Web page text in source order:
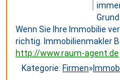
Wenn Sie Ihre Immobilie
richtig. Immobilienmakler
http://www.raum-agent.de
Kategorie: Firmen»